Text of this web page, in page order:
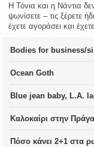
Η Τόνια και η Νάντια
ψωνίσετε – τις ξέρετε
έχετε αγοράσει και
Bodies for business/
Ocean Goth
Blue jean baby, L.A.
Καλοκαίρι στην Πράγα
Πόσο κάνει 2+1 στα